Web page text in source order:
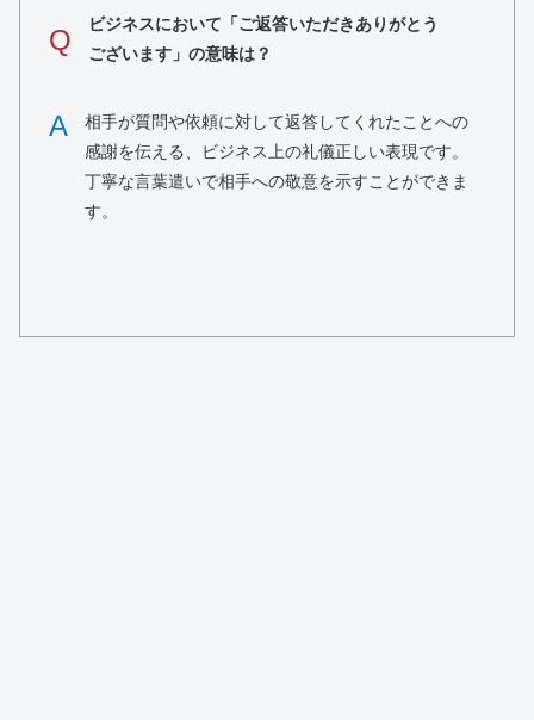
Q
ビジネスにおいて「ご返答いただきありがとう
ございます」の意味は？
A
相手が質問や依頼に対して返答してくれたことへの
感謝を伝える、ビジネス上の礼儀正しい表現です。
丁寧な言葉遣いで相手への敬意を示すことができま
す。